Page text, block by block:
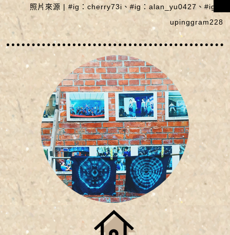
照片來源 | #ig：cherry73i、#ig：alan_yu0427、#ig：
upinggram228